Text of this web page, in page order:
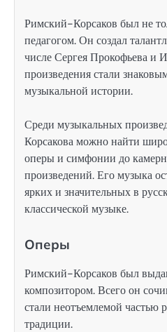
Римский-Корсаков был не
педагогом. Он создал
числе Сергея Прокофьева и
произведения стали
музыкальной истории.
Среди музыкальных
Корсакова можно найти
оперы и симфонии до
произведений. Его музыка
ярких и значительных в
классической музыке.
Оперы
Римский-Корсаков был
композитором. Всего он
стали неотъемлемой частью
традиции.